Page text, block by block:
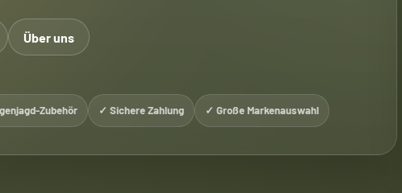
Über uns
Zubehör ✓ Sichere Zahlung ✓ Große Markenauswahl